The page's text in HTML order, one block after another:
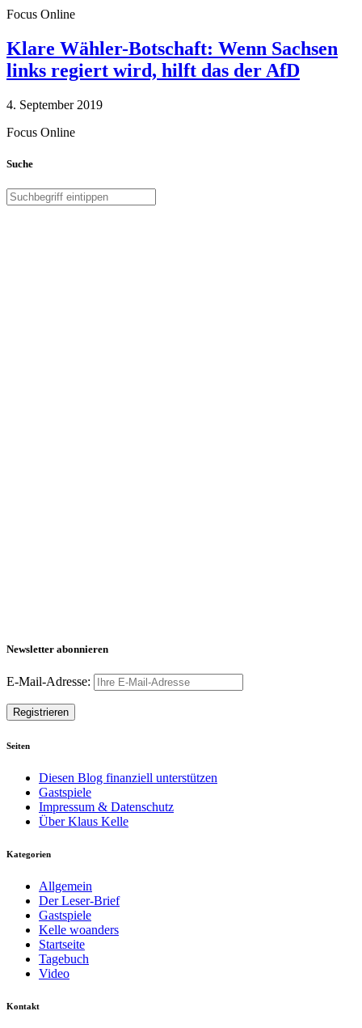
Focus Online
Klare Wähler-Botschaft: Wenn Sachsen
links regiert wird, hilft das der AfD
4. September 2019
Focus Online
Suche
Newsletter abonnieren
E-Mail-Adresse:
Seiten
Diesen Blog finanziell unterstützen
Gastspiele
Impressum & Datenschutz
Über Klaus Kelle
Kategorien
Allgemein
Der Leser-Brief
Gastspiele
Kelle woanders
Startseite
Tagebuch
Video
Kontakt